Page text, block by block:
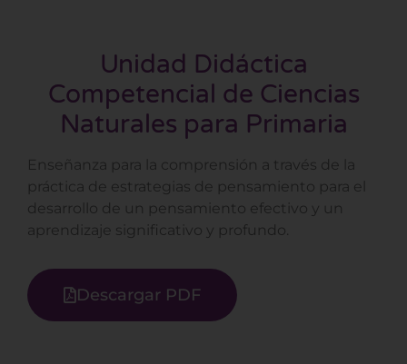
Unidad Didáctica
Competencial de Ciencias
Naturales para Primaria
Enseñanza para la comprensión a través de la
práctica de estrategias de pensamiento para el
desarrollo de un pensamiento efectivo y un
aprendizaje significativo y profundo.
Descargar PDF